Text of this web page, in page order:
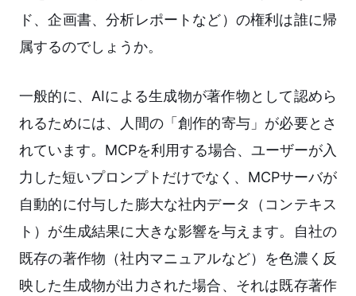
ド、企画書、分析レポートなど）の権利は誰に帰
属するのでしょうか。
一般的に、AIによる生成物が著作物として認めら
れるためには、人間の「創作的寄与」が必要とさ
れています。MCPを利用する場合、ユーザーが入
力した短いプロンプトだけでなく、MCPサーバが
自動的に付与した膨大な社内データ（コンテキス
ト）が生成結果に大きな影響を与えます。自社の
既存の著作物（社内マニュアルなど）を色濃く反
映した生成物が出力された場合、それは既存著作